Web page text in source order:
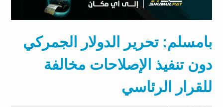
بامسلم: تحرير الدولار الجمركي
دون تنفيذ الإصلاحات مخالفة
للقرار الرئاسي